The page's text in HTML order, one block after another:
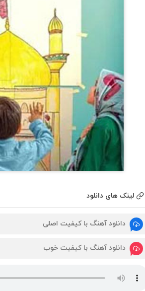
لینک های دانلود
دانلود آهنگ با کیفیت اصلی
دانلود آهنگ با کیفیت خوب